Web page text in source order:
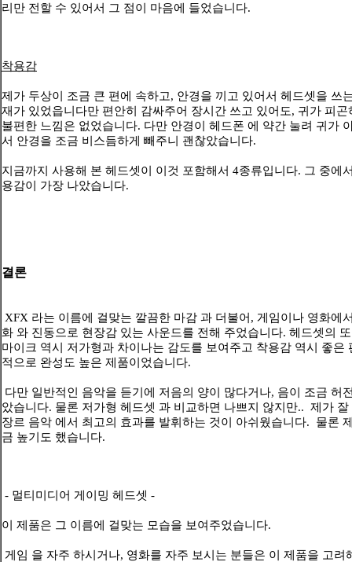
리만 전할 수 있어서 그 점이 마음에 들었습니다.
착용감
제가 두상이 조금 큰 편에 속하고, 안경을 끼고 있어서 헤드셋을 쓰
재가 있었읍니다만 편안히 감싸주어 장시간 쓰고 있어도, 귀가 피곤
불편한 느낌은 없었습니다. 다만 안경이 헤드폰 에 약간 눌려 귀가
서 안경을 조금 비스듬하게 빼주니 괜찮았습니다.
지금까지 사용해 본 헤드셋이 이것 포함해서 4종류입니다. 그 중에
용감이 가장 나았습니다.
결론
XFX 라는 이름에 걸맞는 깔끔한 마감 과 더불어, 게임이나 영화에
화 와 진동으로 현장감 있는 사운드를 전해 주었습니다. 헤드셋의
마이크 역시 저가형과 차이나는 감도를 보여주고 착용감 역시 좋은
적으로 완성도 높은 제품이었습니다.
다만 일반적인 음악을 듣기에 저음의 양이 많다거나, 음이 조금 허
았습니다. 물론 저가형 헤드셋 과 비교하면 나쁘지 않지만.. 제가
장르 음악 에서 최고의 효과를 발휘하는 것이 아쉬웠습니다. 물론
금 높기도 했습니다.
- 멀티미디어 게이밍 헤드셋 -
이 제품은 그 이름에 걸맞는 모습을 보여주었습니다.
게임 을 자주 하시거나, 영화를 자주 보시는 분들은 이 제품을 고려